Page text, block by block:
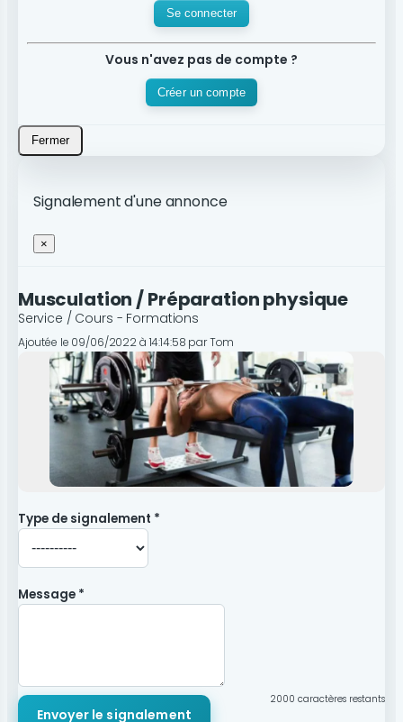
Se connecter
Vous n'avez pas de compte ?
Créer un compte
Fermer
Signalement d'une annonce
×
Musculation / Préparation physique
Service / Cours - Formations
Ajoutée le 09/06/2022 à 14:14:58 par Tom
Type de signalement *
Message *
2000 caractères restants
Envoyer le signalement